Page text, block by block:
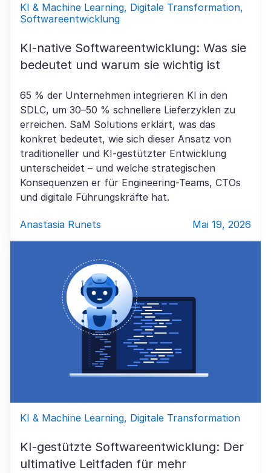
KI & Machine Learning, Digitale Transformation,
Softwareentwicklung
KI-native Softwareentwicklung: Was sie
bedeutet und warum sie wichtig ist
65 % der Unternehmen integrieren KI in den
SDLC, um 30–50 % schnellere Lieferzyklen zu
erreichen. SaM Solutions erklärt, was das
konkret bedeutet, wie sich dieser Ansatz von
traditioneller und KI-gestützter Entwicklung
unterscheidet – und welche strategischen
Konsequenzen er für Engineering-Teams, CTOs
und digitale Führungskräfte hat.
Anastasia Runets Mai 19, 2026
KI & Machine Learning, Digitale Transformation
KI-gestützte Softwareentwicklung: Der
ultimative Leitfaden für mehr